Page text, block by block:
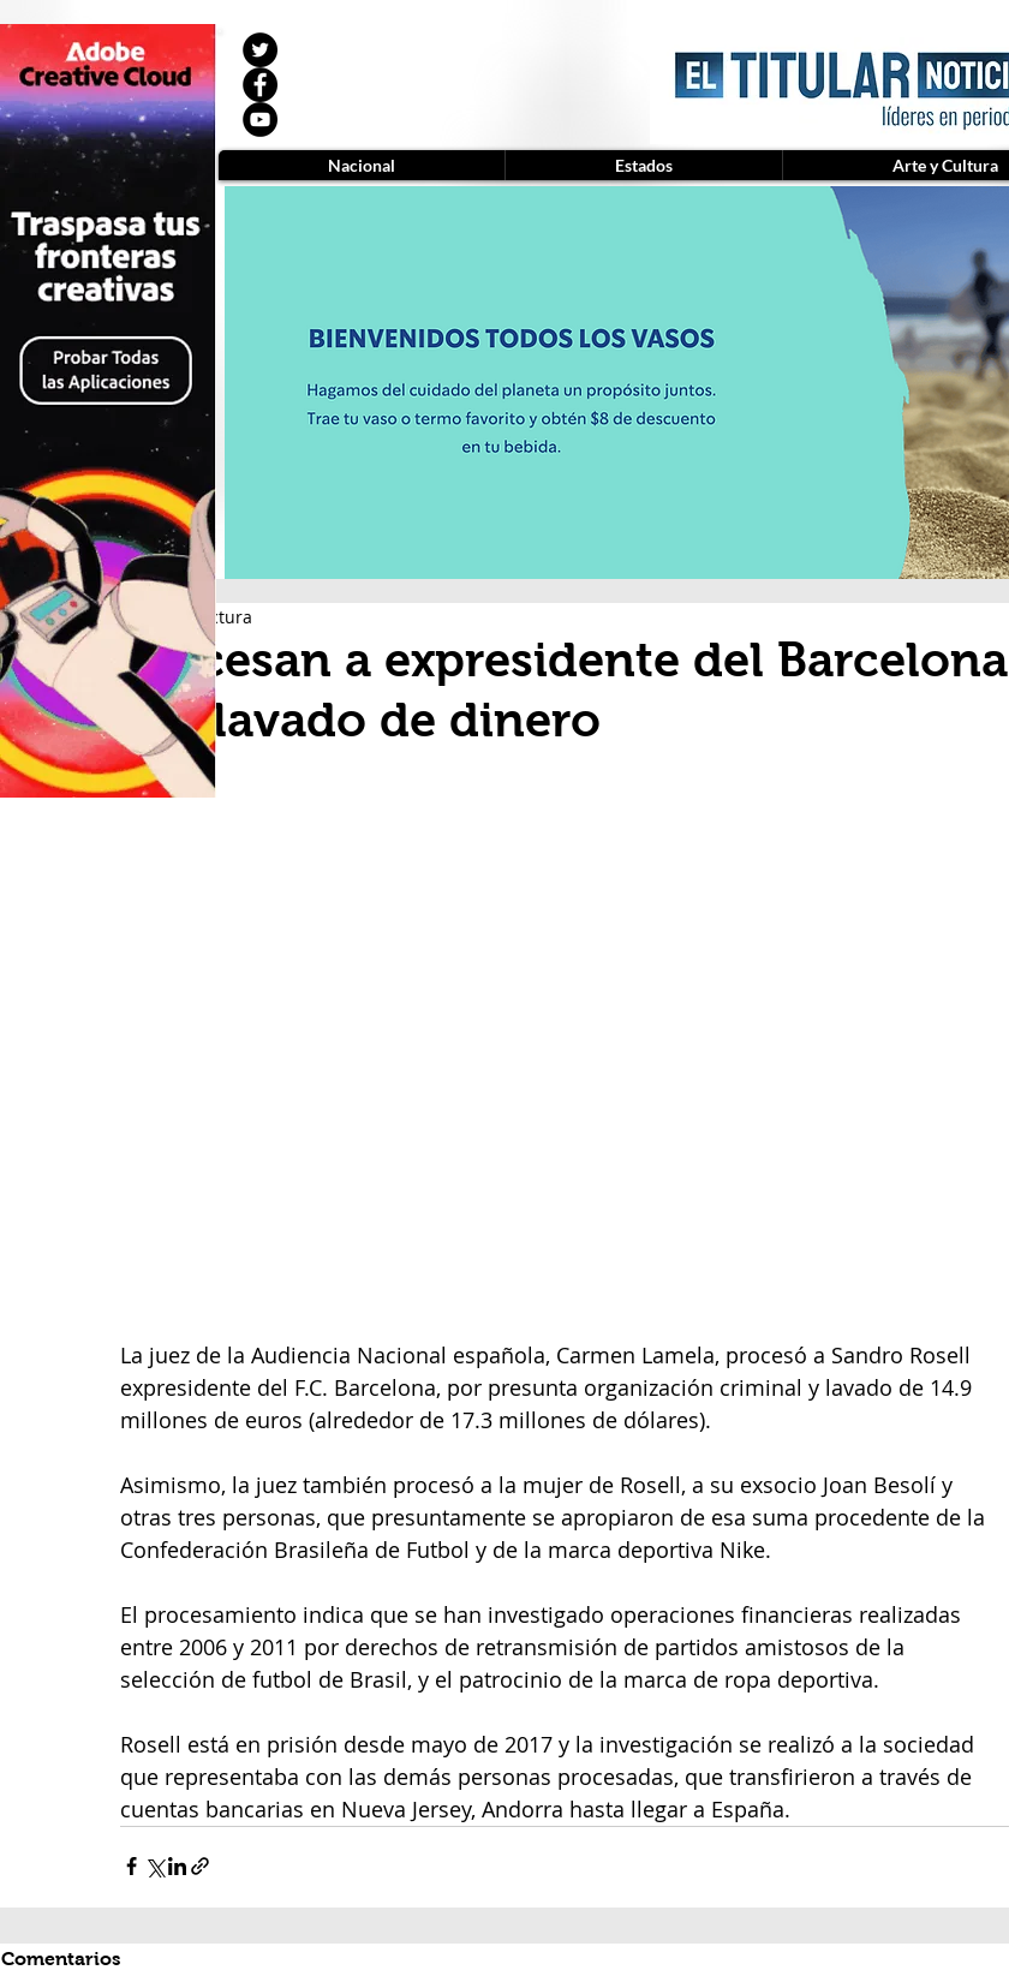
Procesan a expresidente del Barcelona
por lavado de dinero
1 min de lectura
La juez de la Audiencia Nacional española, Carmen Lamela, procesó a Sandro Rosell
expresidente del F.C. Barcelona, por presunta organización criminal y lavado de 14.9
millones de euros (alrededor de 17.3 millones de dólares).
Asimismo, la juez también procesó a la mujer de Rosell, a su exsocio Joan Besolí y
otras tres personas, que presuntamente se apropiaron de esa suma procedente de la
Confederación Brasileña de Futbol y de la marca deportiva Nike.
El procesamiento indica que se han investigado operaciones financieras realizadas
entre 2006 y 2011 por derechos de retransmisión de partidos amistosos de la
selección de futbol de Brasil, y el patrocinio de la marca de ropa deportiva.
Rosell está en prisión desde mayo de 2017 y la investigación se realizó a la sociedad
que representaba con las demás personas procesadas, que transfirieron a través de
cuentas bancarias en Nueva Jersey, Andorra hasta llegar a España.
Comentarios
Nacional Estados Arte y Cultura